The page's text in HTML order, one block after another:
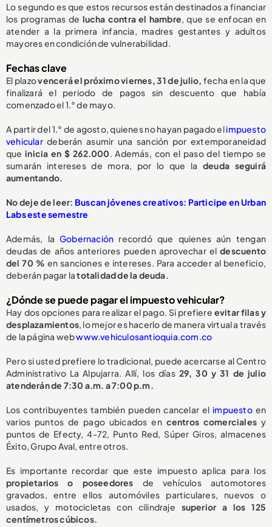
Lo segundo es que estos recursos están destinados a financiar
los programas de lucha contra el hambre, que se enfocan en
atender a la primera infancia, madres gestantes y adultos
mayores en condición de vulnerabilidad.
Fechas clave
El plazovencerá el próximo viernes, 31 de julio, fecha en la que
finalizará el periodo de pagos sin descuento que había
comenzado el 1.° de mayo.
A partir del 1.° de agosto, quienes no hayan pagado elimpuesto
vehiculardeberán asumir una sanción por extemporaneidad
queinicia en $ 262.000. Además, con el paso del tiempo se
sumarán intereses de mora, por lo que la deuda seguirá
aumentando.
No deje de leer: Buscan jóvenes creativos: Participe en Urban
Labs este semestre
Además, laGobernación recordó que quienes aún tengan
deudas de años anteriores pueden aprovechar eldescuento
del 70 % en sanciones e intereses. Para acceder al beneficio,
deberán pagar latotalidad de la deuda.
¿Dónde se puede pagar el impuesto vehicular?
Hay dos opciones para realizar el pago. Si prefiere evitar filas y
desplazamientos, lo mejor es hacerlo de manera virtual a través
de la página webwww.vehiculosantioquia.com.co
Pero si usted prefiere lo tradicional, puede acercarse al Centro
Administrativo La Alpujarra. Allí, los días 29, 30 y 31 de julio
atenderán de 7:30 a.m. a 7:00 p.m.
Los contribuyentes también pueden cancelar el impuesto en
varios puntos de pago ubicados en centros comerciales y
puntos de Efecty, 4-72, Punto Red, Súper Giros, almacenes
Éxito, Grupo Aval, entre otros.
Es importante recordar que este impuesto aplica para los
propietarios o poseedores de vehículos automotores
gravados, entre ellos automóviles particulares, nuevos o
usados, y motocicletas con cilindraje superior a los 125
centímetros cúbicos.